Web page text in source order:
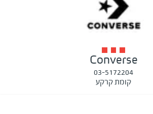
Converse
03-5172204
קומת קרקע